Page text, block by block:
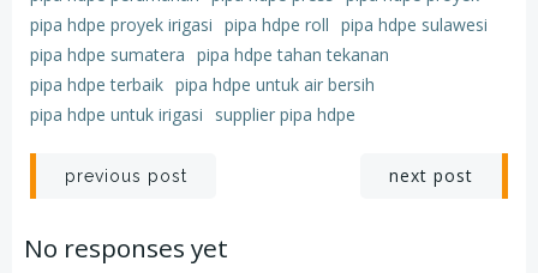
pipa hdpe proyek irigasi pipa hdpe roll pipa hdpe sulawesi
pipa hdpe sumatera pipa hdpe tahan tekanan
pipa hdpe terbaik pipa hdpe untuk air bersih
pipa hdpe untuk irigasi
supplier pipa hdpe
Post
navigation
previous post next post
No responses yet